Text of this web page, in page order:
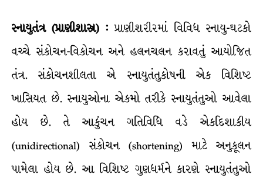
સ્નાયુતંત્ર (પ્રાણીશાસ્ત્ર) : પ્રાણીશરીરમાં વિવિધ સ્નાયુ-ઘટકો
વચ્ચે સંકોચન-વિકોચન અને હલનચલન કરાવતું આયોજિત
તંત્ર. સંકોચનશીલતા એ સ્નાયુતંતુકોષની એક વિશિષ્ટ
ખાસિયત છે. સ્નાયુઓના એકમો તરીકે સ્નાયુતંતુઓ આવેલા
હોય છે. તે આકુંચન ગતિવિધિ વડે એકદિશાકીય
(unidirectional) સંકોચન (shortening) માટે અનુકૂલન
પામેલા હોય છે. આ વિશિષ્ટ ગુણધર્મને કારણે સ્નાયુતંતુઓ